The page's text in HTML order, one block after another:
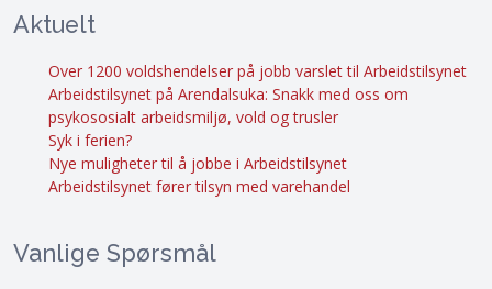
Aktuelt
Over 1200 voldshendelser på jobb varslet til Arbeidstilsynet
Arbeidstilsynet på Arendalsuka: Snakk med oss om
psykososialt arbeidsmiljø, vold og trusler
Syk i ferien?
Nye muligheter til å jobbe i Arbeidstilsynet
Arbeidstilsynet fører tilsyn med varehandel
Vanlige Spørsmål